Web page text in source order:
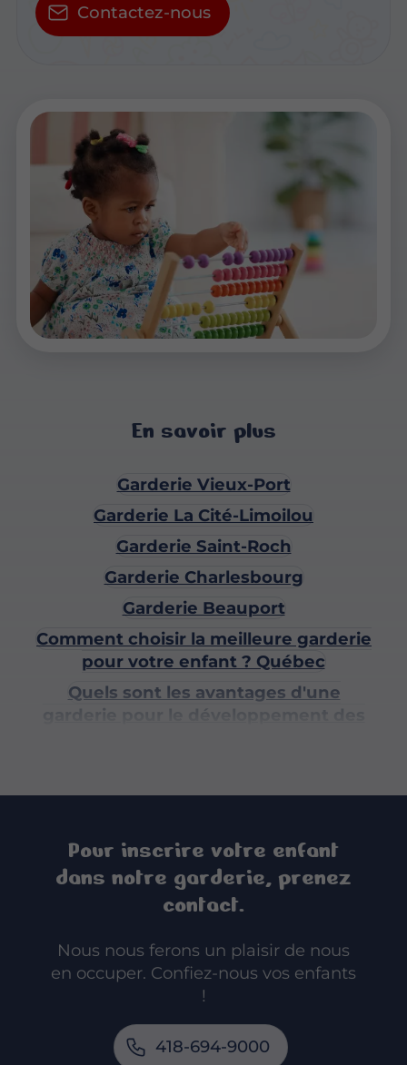
Contactez-nous
En savoir plus
Garderie Vieux-Port
Garderie La Cité-Limoilou
Garderie Saint-Roch
Garderie Charlesbourg
Garderie Beauport
Comment choisir la meilleure garderie
pour votre enfant ? Québec
Quels sont les avantages d'une
garderie pour le développement des
votre enfant dans une garderie ?
Pouponnière Vieux-Port
Pouponnière La Cité-Limoilou
Pouponnière Saint-Roch
Pouponnière Charlesbourg
Pouponnière Beauport
Comment choisir la meilleure
pouponnière pour votre bébé ?
Québec
Pour inscrire votre enfant
dans notre garderie, prenez
contact.
Nous nous ferons un plaisir de nous
en occuper. Confiez-nous vos enfants
!
418-694-9000